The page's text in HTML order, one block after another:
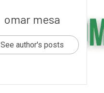
omar mesa
See author's posts